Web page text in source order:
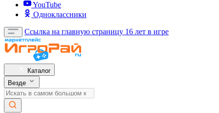
YouTube
Одноклассники
Ссылка на главную страницу 16 лет в игре
Каталог
Везде